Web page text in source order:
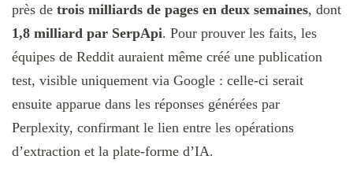
près de trois milliards de pages en deux semaines, dont
1,8 milliard par SerpApi. Pour prouver les faits, les
équipes de Reddit auraient même créé une publication
test, visible uniquement via Google : celle-ci serait
ensuite apparue dans les réponses générées par
Perplexity, confirmant le lien entre les opérations
d’extraction et la plate-forme d’IA.